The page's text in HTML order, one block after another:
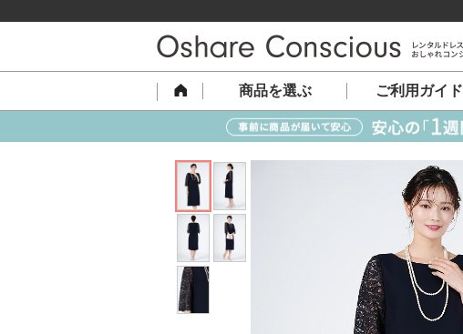
商品を選ぶ ご利用ガイド